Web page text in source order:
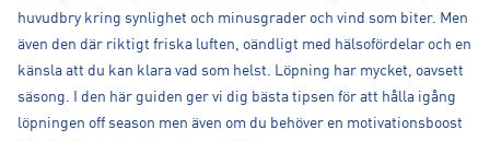
huvudbry kring synlighet och minusgrader och vind som biter. Men
även den där riktigt friska luften, oändligt med hälsofördelar och en
känsla att du kan klara vad som helst. Löpning har mycket, oavsett
säsong. I den här guiden ger vi dig bästa tipsen för att hålla igång
löpningen off season men även om du behöver en motivationsboost